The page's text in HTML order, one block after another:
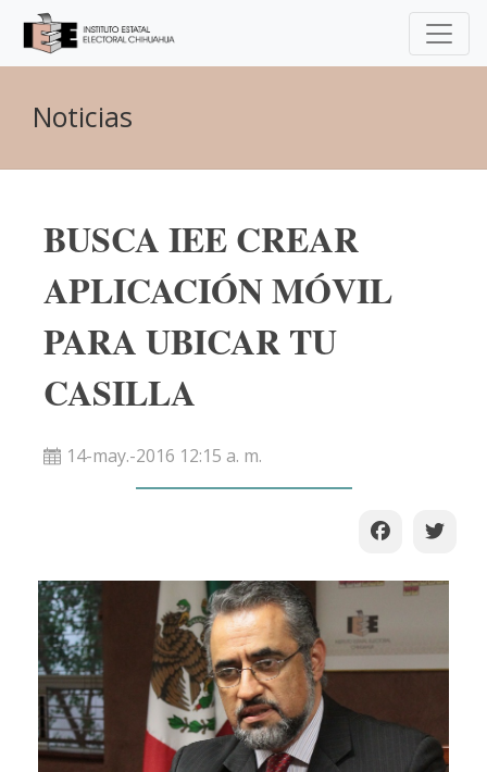
Noticias
BUSCA IEE CREAR
APLICACIÓN MÓVIL
PARA UBICAR TU
CASILLA
14-may.-2016 12:15 a. m.